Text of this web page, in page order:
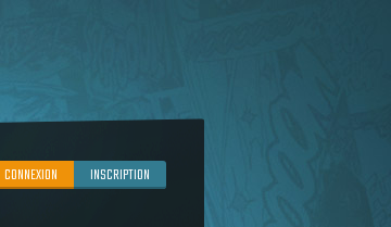
CONNEXION INSCRIPTION